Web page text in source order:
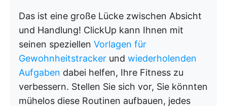
Das ist eine große Lücke zwischen Absicht
und Handlung! ClickUp kann Ihnen mit
seinen speziellen Vorlagen für
Gewohnheitstracker und wiederholenden
Aufgaben dabei helfen, Ihre Fitness zu
verbessern. Stellen Sie sich vor, Sie könnten
mühelos diese Routinen aufbauen, jedes